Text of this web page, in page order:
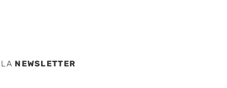
NEWSLETTER